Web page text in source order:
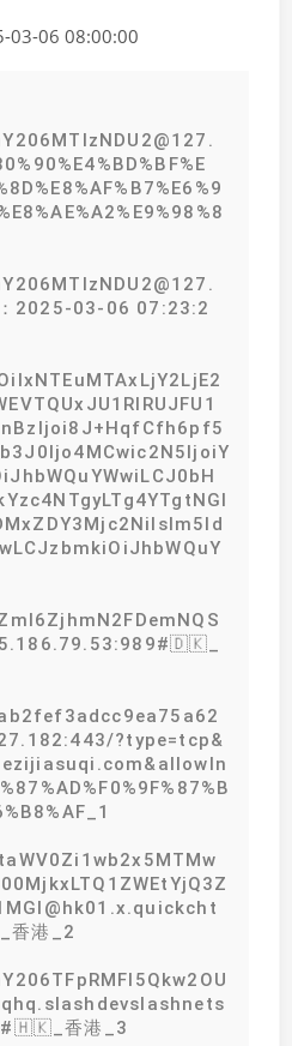
03-06 08:00:00
2025-03-06 07:23:2
?type=tcp&
港_2
香港_3